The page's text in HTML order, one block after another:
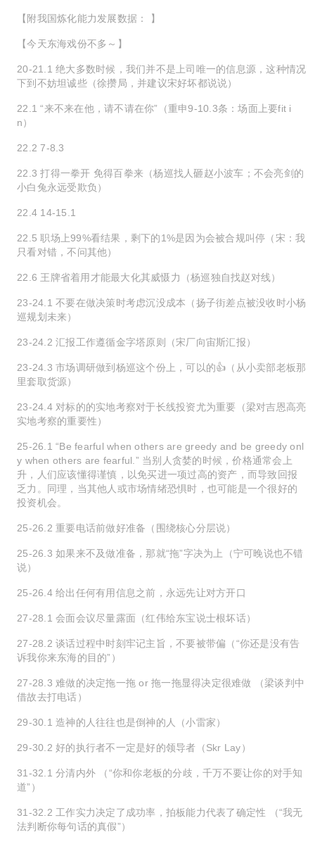
【附我国炼化能力发展数据： 】
【今天东海戏份不多～】
20-21.1 绝大多数时候，我们并不是上司唯一的信息源，这种情况
下到不妨坦诚些（徐攒局，并建议宋好坏都说说）
22.1 “来不来在他，请不请在你”（重申9-10.3条：场面上要fit i
n）
22.2 7-8.3
22.3 打得一拳开 免得百拳来（杨巡找人砸赵小波车；不会亮剑的
小白兔永远受欺负）
22.4 14-15.1
22.5 职场上99%看结果，剩下的1%是因为会被合规叫停（宋：我
只看对错，不问其他）
22.6 王牌省着用才能最大化其威慑力（杨巡独自找赵对线）
23-24.1 不要在做决策时考虑沉没成本（扬子街差点被没收时小杨
巡规划未来）
23-24.2 汇报工作遵循金字塔原则（宋厂向宙斯汇报）
23-24.3 市场调研做到杨巡这个份上，可以的👍（从小卖部老板那
里套取货源）
23-24.4 对标的的实地考察对于长线投资尤为重要（梁对吉恩高亮
实地考察的重要性）
25-26.1 “Be fearful when others are greedy and be greedy onl
y when others are fearful.” 当别人贪婪的时候，价格通常会上
升，人们应该懂得谨慎，以免买进一项过高的资产，而导致回报
乏力。同理，当其他人或市场情绪恐惧时，也可能是一个很好的
投资机会。
25-26.2 重要电话前做好准备（围绕核心分层说）
25-26.3 如果来不及做准备，那就“拖”字决为上（宁可晚说也不错
说）
25-26.4 给出任何有用信息之前，永远先让对方开口
27-28.1 会面会议尽量露面（红伟给东宝说士根坏话）
27-28.2 谈话过程中时刻牢记主旨，不要被带偏（“你还是没有告
诉我你来东海的目的”）
27-28.3 难做的决定拖一拖 or 拖一拖显得决定很难做 （梁谈判中
借故去打电话）
29-30.1 造神的人往往也是倒神的人（小雷家）
29-30.2 好的执行者不一定是好的领导者（Skr Lay）
31-32.1 分清内外 （“你和你老板的分歧，千万不要让你的对手知
道”）
31-32.2 工作实力决定了成功率，拍板能力代表了确定性 （“我无
法判断你每句话的真假”）